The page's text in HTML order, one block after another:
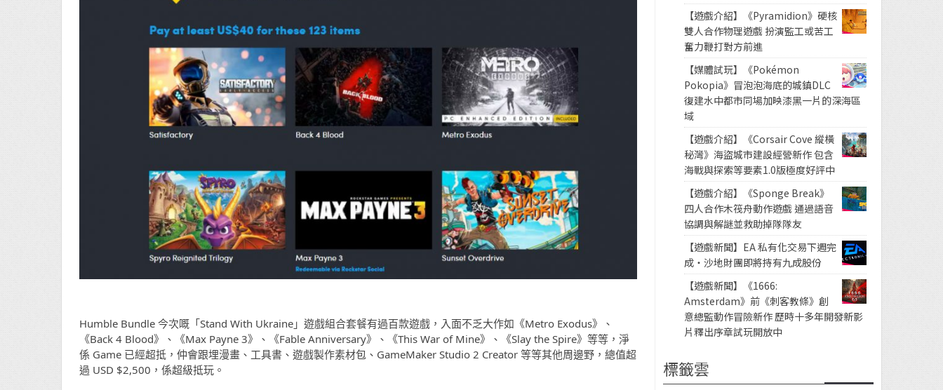
Humble Bundle 今次嘅「Stand With Ukraine」遊戲組合套餐有過百款遊戲，入面不乏大作如《Metro Exodus》、
《Back 4 Blood》、《Max Payne 3》、《Fable Anniversary》、《This War of Mine》、《Slay the Spire》等等，淨
係 Game 已經超抵，仲會跟埋漫畫、工具書、遊戲製作素材包、GameMaker Studio 2 Creator 等等其他周邊野，總值超
過 USD $2,500，係超級抵玩。
【遊戲介紹】《Pyramidion》硬核
雙人合作物理遊戲 扮演監工或苦工
奮力鞭打對方前進
【媒體試玩】《Pokémon
Pokopia》冒泡泡海底的城鎮DLC
復建水中都市同場加映漆黑一片的深海區
域
【遊戲介紹】《Corsair Cove 縱橫
秘灣》海盜城市建設經營新作 包含
海戰與探索等要素1.0版極度好評中
【遊戲介紹】《Sponge Break》
四人合作木筏舟動作遊戲 通過語音
協調與解謎並救助掉隊隊友
【遊戲新聞】EA 私有化交易下週完
成・沙地財團即將持有九成股份
【遊戲新聞】《1666:
Amsterdam》前《刺客教條》創
意總監動作冒險新作 歷時十多年開發新影
片釋出序章試玩開放中
標籤雲